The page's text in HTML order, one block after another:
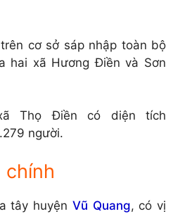
cơ sở sáp nhập toàn bộ
hai xã Hương Điền và Sơn
Thọ Điền có diện tích
người.
chính
tây huyện Vũ Quang, có vị